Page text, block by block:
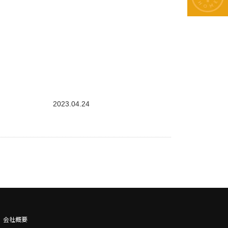
2023.04.24
会社概要